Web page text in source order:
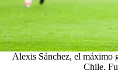
Alexis Sánchez, el máximo
Chile.